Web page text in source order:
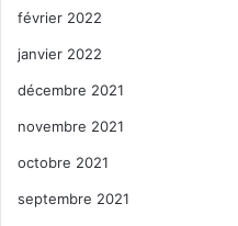
février 2022
janvier 2022
décembre 2021
novembre 2021
octobre 2021
septembre 2021